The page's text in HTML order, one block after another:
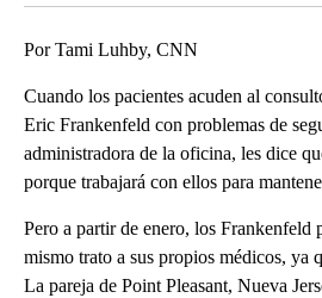
Por Tami Luhby, CNN
Cuando los pacientes acuden al
Eric Frankenfeld con problemas de
administradora de la oficina, les dice
porque trabajará con ellos para
Pero a partir de enero, los Frankenfeld
mismo trato a sus propios médicos, ya
La pareja de Point Pleasant, Nueva